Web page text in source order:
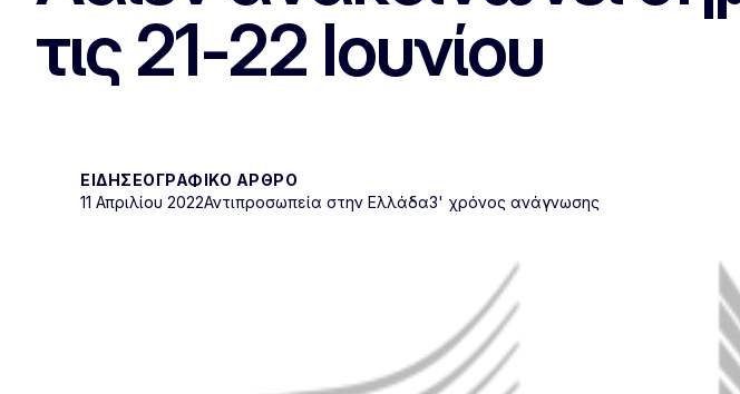
τις 21-22 Ιουνίου
ΕΙΔΗΣΕΟΓΡΑΦΙΚΌ ΆΡΘΡΟ
11 Απριλίου 2022Αντιπροσωπεία στην Ελλάδα3' χρόνος ανάγνωσης